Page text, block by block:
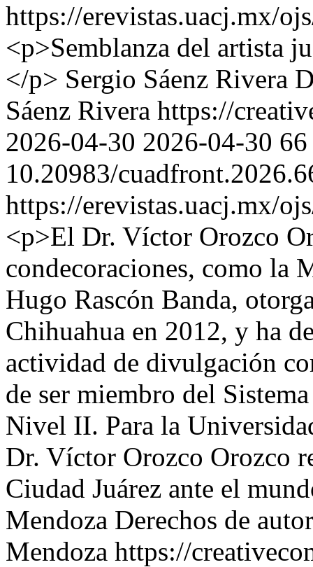
https://erevistas.uacj.mx/
<p>Semblanza del artista
</p> Sergio Sáenz Rivera
Sáenz Rivera https://
2026-04-30 2026-04-30 66
10.20983/
https://erevistas.uacj.mx/
<p>El Dr. Víctor Orozco
condecoraciones, como
Hugo Rascón Banda,
Chihuahua en 2012, y ha
actividad de divulgación
de ser miembro del
Nivel II. Para la
Dr. Víctor Orozco Orozco
Ciudad Juárez ante el
Mendoza Derechos de
Mendoza https://